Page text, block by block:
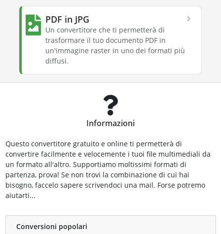
PDF in JPG
Un convertitore che ti permetterà di
trasformare il tuo documento PDF in
un'immagine raster in uno dei formati più
diffusi.
Informazioni
Questo convertitore gratuito e online ti permetterà di
convertire facilmente e velocemente i tuoi file multimediali da
un formato all'altro. Supportiamo moltissimi formati di
partenza, prova! Se non trovi la combinazione di cui hai
bisogno, faccelo sapere scrivendoci una mail. Forse potremo
aiutarti...
Conversioni popolari